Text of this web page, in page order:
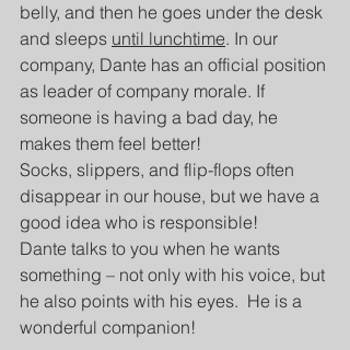
belly, and then he goes under the desk
and sleeps until lunchtime. In our
company, Dante has an official position
as leader of company morale. If
someone is having a bad day, he
makes them feel better!
Socks, slippers, and flip-flops often
disappear in our house, but we have a
good idea who is responsible!
Dante talks to you when he wants
something – not only with his voice, but
he also points with his eyes.  He is a
wonderful companion!